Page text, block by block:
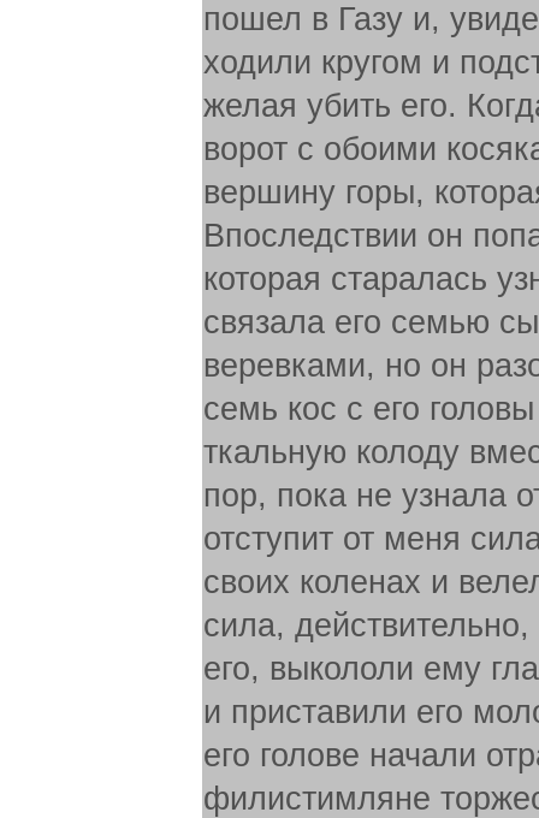
пошел в Газу и,
ходили кругом и
желая убить его.
ворот с обоими
вершину горы,
Впоследствии он
которая старалась
связала его семью
веревками, но он
семь кос с его
ткальную колоду
пор, пока не узнала
отступит от меня
своих коленах и
сила,
его, выкололи ему
и приставили его
его голове начали
филистимляне